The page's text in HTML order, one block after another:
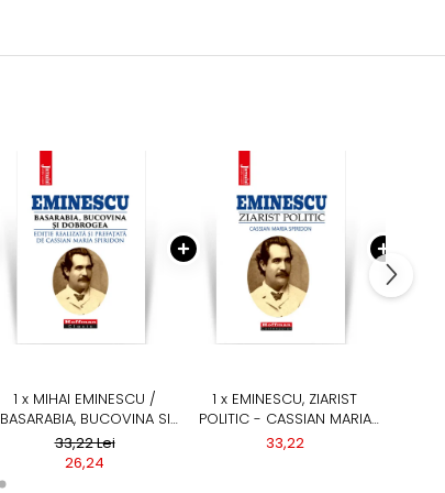
1 x MIHAI EMINESCU /
BASARABIA, BUCOVINA SI
DOBROGEA
33,22 Lei
26,24
1 x EMINESCU, ZIARIST
POLITIC - CASSIAN MARIA
SPIRIDON
33,22